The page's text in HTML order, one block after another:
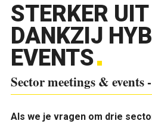
STERKER
DANKZIJ
EVENTS
Sector meetings & events
Als we je vragen om drie